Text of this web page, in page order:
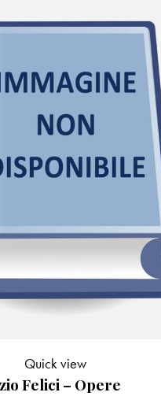
Felici – Opere
Quick view